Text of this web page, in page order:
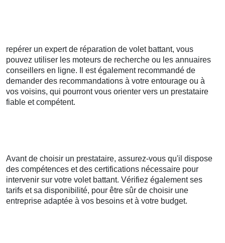
repérer un expert de réparation de volet battant, vous
pouvez utiliser les moteurs de recherche ou les annuaires
conseillers en ligne. Il est également recommandé de
demander des recommandations à votre entourage ou à
vos voisins, qui pourront vous orienter vers un prestataire
fiable et compétent.
Avant de choisir un prestataire, assurez-vous qu'il dispose
des compétences et des certifications nécessaire pour
intervenir sur votre volet battant. Vérifiez également ses
tarifs et sa disponibilité, pour être sûr de choisir une
entreprise adaptée à vos besoins et à votre budget.